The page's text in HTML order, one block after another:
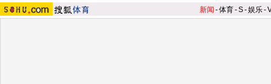
新闻 -体育-S-娱乐-